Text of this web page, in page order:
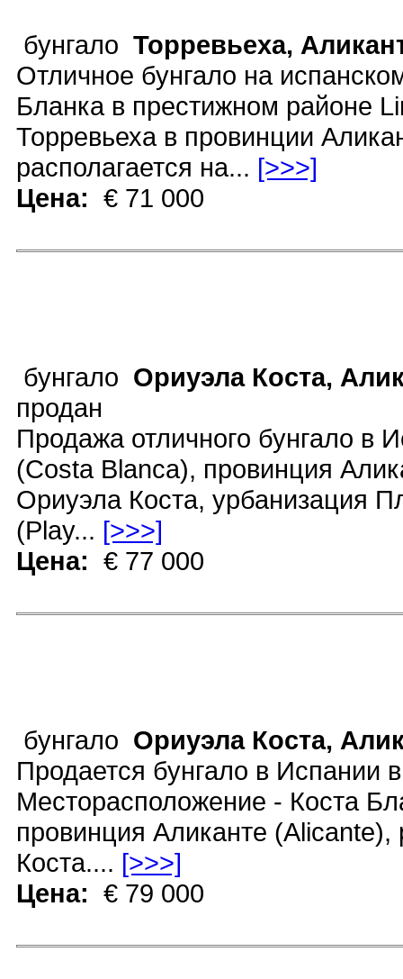
бунгало Торревьеха,
Отличное бунгало на
Бланка в престижном районе
Торревьеха в провинции
располагается на... [>>>]
Цена: € 71 000
бунгало Ориуэла Коста,
продан
Продажа отличного бунгало в
(Costa Blanca), провинция
Ориуэла Коста, урбанизация
(Play... [>>>]
Цена: € 77 000
бунгало Ориуэла Коста,
Продается бунгало в Испании
Месторасположение - Коста
провинция Аликанте
Коста.... [>>>]
Цена: € 79 000